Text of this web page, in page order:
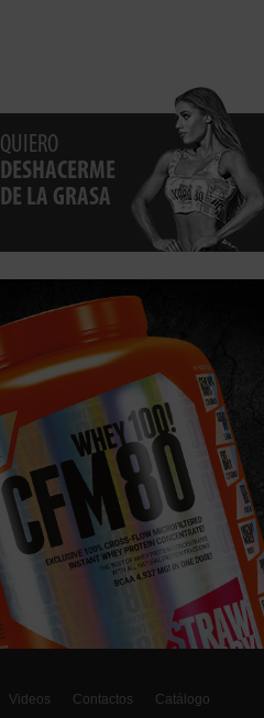
QUIERO
DESHACERME
DE LA GRASA
Videos Contactos Catálogo